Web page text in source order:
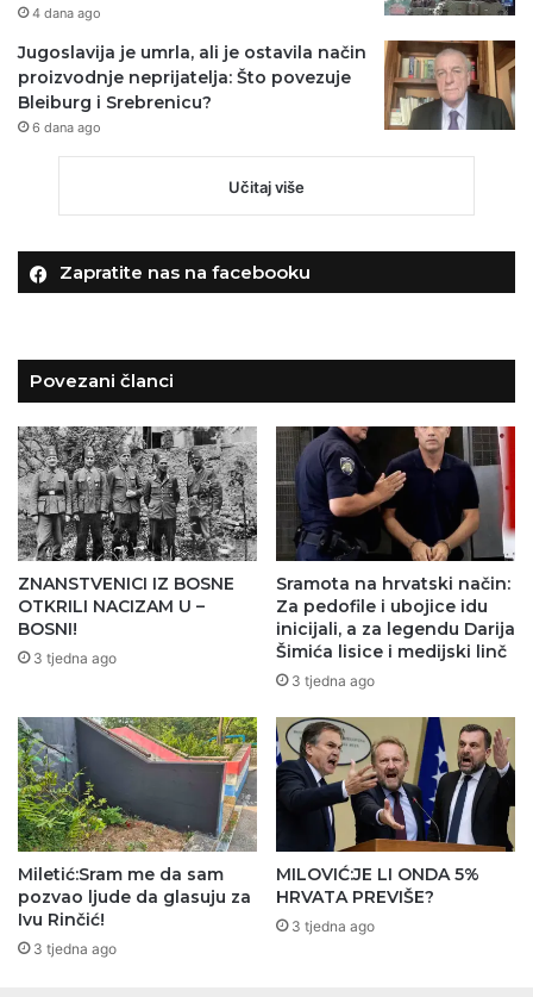
4 dana ago
Jugoslavija je umrla, ali je ostavila način
proizvodnje neprijatelja: Što povezuje
Bleiburg i Srebrenicu?
6 dana ago
Učitaj više
Zapratite nas na facebooku
Povezani članci
ZNANSTVENICI IZ BOSNE
OTKRILI NACIZAM U –
BOSNI!
3 tjedna ago
Sramota na hrvatski način:
Za pedofile i ubojice idu
inicijali, a za legendu Darija
Šimića lisice i medijski linč
3 tjedna ago
Miletić:Sram me da sam
pozvao ljude da glasuju za
Ivu Rinčić!
3 tjedna ago
MILOVIĆ:JE LI ONDA 5%
HRVATA PREVIŠE?
3 tjedna ago